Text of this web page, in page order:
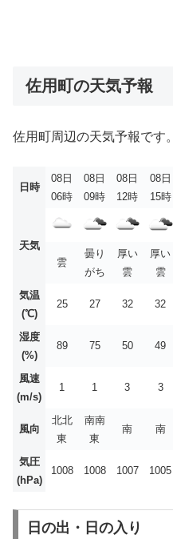
佐用町の天気予報
佐用町周辺の天気予報です。
日時
08日
06時
08日
09時
08日
12時
08日
15時
天気
雲
曇り
がち
厚い
雲
厚い
雲
気温
(℃)
25 27 32 32
湿度
(%)
89 75 50 49
風速
(m/s)
1 1 3 3
風向
北北
東
南南
東
南 南
気圧
(hPa)
1008 1008 1007 1005
日の出・日の入り